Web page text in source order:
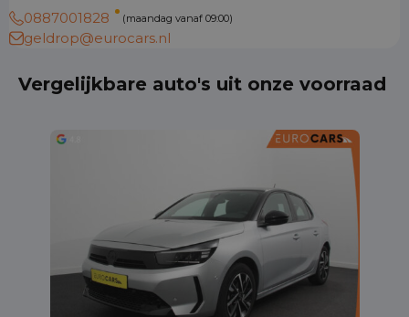
0887001828
(maandag vanaf 09:00)
geldrop@eurocars.nl
Vergelijkbare auto's uit onze voorraad